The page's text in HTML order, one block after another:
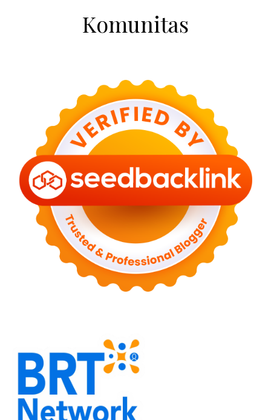
Komunitas